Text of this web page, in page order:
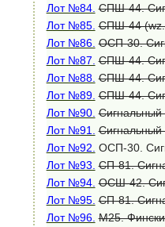
Лот №84. СПШ-44.
Лот №85. СПШ-44
Лот №86. ОСП-30.
Лот №87. СПШ-44.
Лот №88. СПШ-44.
Лот №89. СПШ-44.
Лот №90. Сигнальный
Лот №91.
Сигнальный
Лот №92. ОСП-30.
Лот №93. СП-81.
Лот №94. ОСШ-42.
Лот №95. СП-81.
Лот №96. М25.